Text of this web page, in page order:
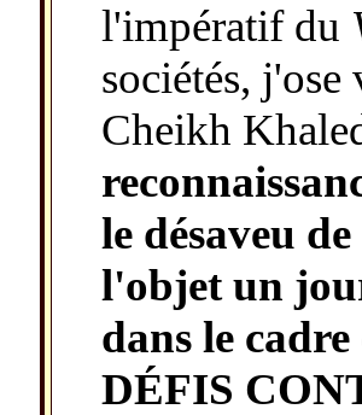
l'impératif du
sociétés,
Cheikh
le désaveu
l'objet un
dans le
DÉFIS